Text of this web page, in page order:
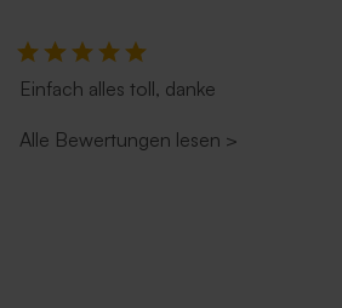
Einfach alles toll, danke
Alle Bewertungen lesen >